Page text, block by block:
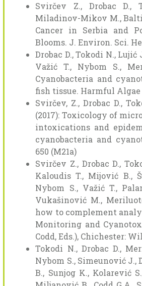
Svirčev Z., Drobac D.,
Miladinov-Mikov M.,
Cancer in Serbia and
Blooms. J. Environ. Sci.
Drobac D., Tokodi N.,
Važić T., Nybom S.,
Cyanobacteria and
fish tissue. Harmful Algae
Svirčev, Z., Drobac D.,
(2017): Toxicology of
intoxications and
cyanobacteria and
650 (M21a)
Svirčev Z., Drobac D.,
Kaloudis T., Mijović B.,
Nybom S., Važić T.,
Vukašinović M.,
how to complement
Monitoring and
Codd, Eds.), Chichester:
Tokodi N., Drobac D.,
Nybom S., Simeunović J.,
B., Sunjog K., Kolarević